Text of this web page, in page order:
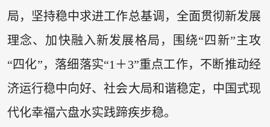
局，坚持稳中求进工作总基调，全面贯彻新发展
理念、加快融入新发展格局，围绕“四新”主攻
“四化”，落细落实“1＋3”重点工作，不断推动经
济运行稳中向好、社会大局和谐稳定，中国式现
代化幸福六盘水实践蹄疾步稳。